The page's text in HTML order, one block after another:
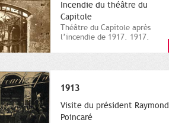
Incendie du théâtre du
Capitole
Théâtre du Capitole après
l’incendie de 1917. 1917.
1913
Visite du président Raymond
Poincaré